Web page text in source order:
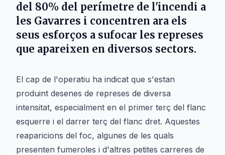
del 80% del perímetre de l'incendi a
les Gavarres i concentren ara els
seus esforços a sufocar les represes
que apareixen en diversos sectors.
El cap de l'operatiu ha indicat que s'estan
produint desenes de represes de diversa
intensitat, especialment en el primer terç del flanc
esquerre i el darrer terç del flanc dret. Aquestes
reaparicions del foc, algunes de les quals
presenten fumeroles i d'altres petites carreres de